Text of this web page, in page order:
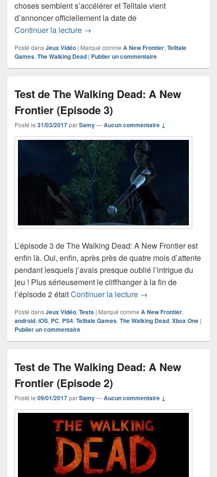
choses semblent s’accélérer et Telltale vient
d’annoncer officiellement la date de
Continuer la lecture The Walking Dead: A New Frontier –
→
Posté dansJeux Vidéo | Marqué comme A New Frontier, Telltale
Games, The Walking Dead | Publier un commentaire
Test de The Walking Dead: A New
Frontier (Episode 3)
Posté le 31/03/2017parSamy—Aucun commentaire ↓
L’épisode 3 de The Walking Dead: A New Frontier est
enfin là. Oui, enfin, après près de quatre mois d’attente
pendant lesquels j’avais presque oublié l’intrigue du
jeu ! Plus sérieusement le cliffhanger à la fin de
l’épisode 2 étaitContinuer la lecture Test de The Walking
→
Posté dansJeux Vidéo, Tests | Marqué comme A New Frontier,
android, iOS, PC, PS4, Telltale Games, The Walking Dead, Xbox One |
Publier un commentaire
Test de The Walking Dead: A New
Frontier (Episode 2)
Posté le 09/01/2017parSamy—Aucun commentaire ↓